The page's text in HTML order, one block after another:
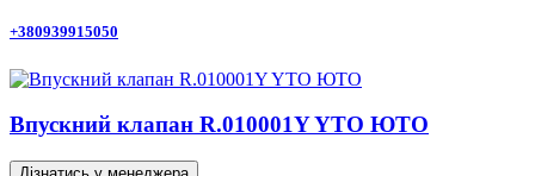
+380939915050
Впускний клапан R.010001Y YTO ЮТО